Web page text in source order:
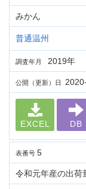
みかん
普通温州
調査年月 2019年
公開（更新）日
EXCEL DB
表番号 5
令和元年産の出荷